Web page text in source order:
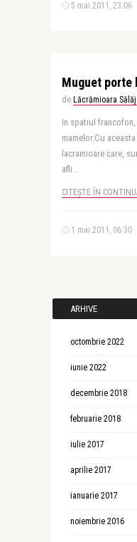
5 mai 2011, 23:06
Muguet porte
de Lăcrămioara
In spatiul
mamelor.Cu
lacramioare care,
afli ..
CITEȘTE ÎN
1 mai 2011, 06:30
ARHIVE
octombrie 2022
iunie 2022
decembrie 2018
februarie 2018
iulie 2017
aprilie 2017
ianuarie 2017
noiembrie 2016